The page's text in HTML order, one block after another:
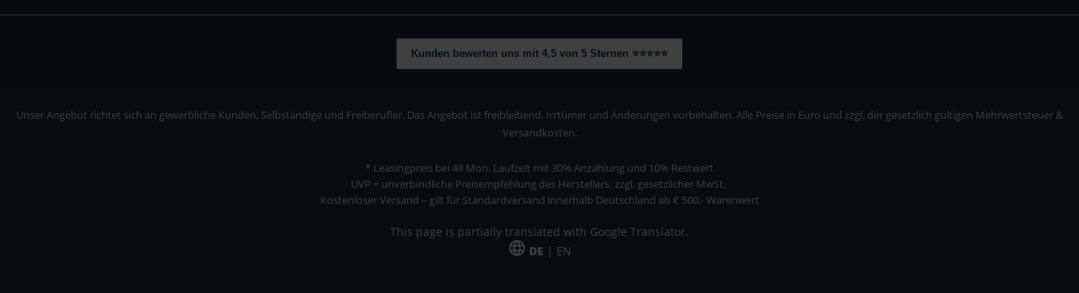
Kunden bewerten uns mit 4,5 von 5 Sternen ⭐⭐⭐⭐⭐
Unser Angebot richtet sich an gewerbliche Kunden, Selbständige und Freiberufler. Das Angebot ist freibleibend. Irrtümer und Änderungen vorbehalten. Alle Preise in Euro und zzgl. der gesetzlich gültigen Mehrwertsteuer &
Versandkosten.
* Leasingpreis bei 48 Mon. Laufzeit mit 30% Anzahlung und 10% Restwert
UVP = unverbindliche Preisempfehlung des Herstellers zzgl. gesetzlicher MwSt.
Kostenloser Versand – gilt für Standardversand innerhalb Deutschland ab € 500,- Warenwert
This page is partially translated with Google Translator.
DE | EN